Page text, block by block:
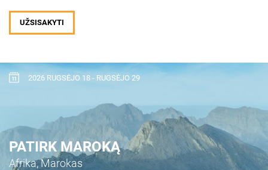
UŽSISAKYTI
2026 RUGSĖJO 18 - RUGSĖJO 29
PATIRK MAROKĄ
Afrika,Marokas